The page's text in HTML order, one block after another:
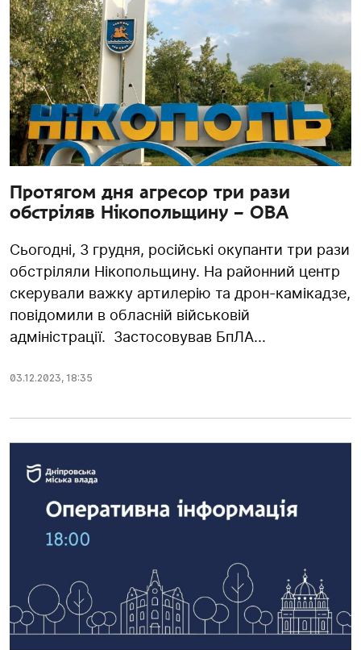
Протягом дня агресор три рази
обстріляв Нікопольщину – ОВА
Сьогодні, 3 грудня, російські окупанти три рази
обстріляли Нікопольщину. На районний центр
скерували важку артилерію та дрон-камікадзе,
повідомили в обласній військовій
адміністрації. Застосовував БпЛА...
03.12.2023, 18:35